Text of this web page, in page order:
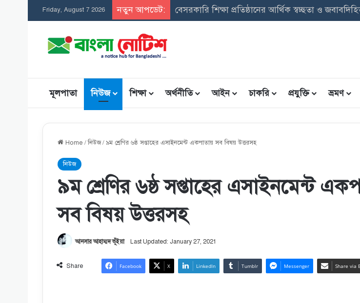
Friday, August 7 2026 নতুন আপডেট: সমন্বিত উপবৃত্তি তথ্য ফরম: শিক্ষার্থীদের তথ্য এন্ট্রি
মূলপাতা নিউজ শিক্ষা অর্থনীতি আইন চাকরি প্রযুক্তি ভ্রমণ
Home /নিউজ/ ৯ম শ্রেণির ৬ষ্ঠ সপ্তাহের এসাইনমেন্ট একপাতায় সব বিষয় উত্তরসহ
নিউজ
৯ম শ্রেণির ৬ষ্ঠ সপ্তাহের এসাইনমেন্ট
সব বিষয় উত্তরসহ
আনসার আহাম্মদ ভূঁইয়া Last Updated: January 27, 2021
Share Facebook X LinkedIn Tumblr Messenger Share via